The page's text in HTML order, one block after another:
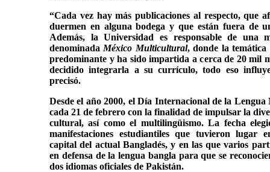
“Cada vez hay más publicaciones al respecto, que
duermen en alguna bodega y que están fuera de
Además, la Universidad es responsable de una
denominada México Multicultural, donde la temática
predominante y ha sido impartida a cerca de 20 mil
decidido integrarla a su currículo, todo eso
precisó.
Desde el año 2000, el Día Internacional de la Lengua
cada 21 de febrero con la finalidad de impulsar la
cultural, así como el multilingüismo. La fecha
manifestaciones estudiantiles que tuvieron lugar
capital del actual Bangladés, y en las que varios
en defensa de la lengua bangla para que se
dos idiomas oficiales de Pakistán.